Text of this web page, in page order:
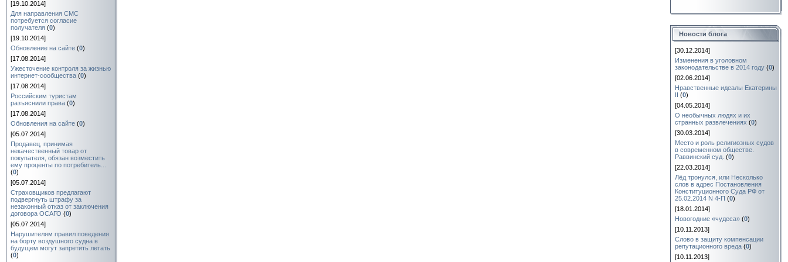
[19.10.2014]
Для направления СМС
потребуется согласие
получателя (0)
[19.10.2014]
Обновление на сайте (0)
[17.08.2014]
Ужесточение контроля за жизнью
интернет-сообщества (0)
[17.08.2014]
Российским туристам
разъяснили права (0)
[17.08.2014]
Обновления на сайте (0)
[05.07.2014]
Продавец, принимая
некачественный товар от
покупателя, обязан возместить
ему проценты по потребитель...
(0)
[05.07.2014]
Страховщиков предлагают
подвергнуть штрафу за
незаконный отказ от заключения
договора ОСАГО (0)
[05.07.2014]
Нарушителям правил поведения
на борту воздушного судна в
будущем могут запретить летать
(0)
Новости блога
[30.12.2014]
Изменения в уголовном
законодательстве в 2014 году (0)
[02.06.2014]
Нравственные идеалы Екатерины
II (0)
[04.05.2014]
О необычных людях и их
странных развлечениях (0)
[30.03.2014]
Место и роль религиозных судов
в современном обществе.
Раввинский суд. (0)
[22.03.2014]
Лёд тронулся, или Несколько
слов в адрес Постановления
Конституционного Суда РФ от
25.02.2014 N 4-П (0)
[18.01.2014]
Новогодние «чудеса» (0)
[10.11.2013]
Слово в защиту компенсации
репутационного вреда (0)
[10.11.2013]